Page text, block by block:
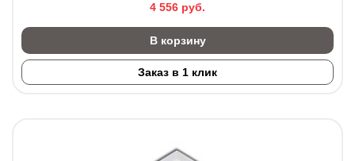
4 556 руб.
В корзину
Заказ в 1 клик